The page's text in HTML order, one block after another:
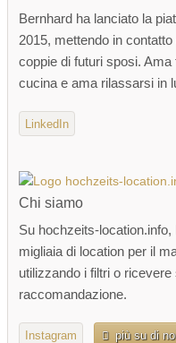
Bernhard ha lanciato la
2015, mettendo in
coppie di futuri sposi.
cucina e ama rilassarsi in
LinkedIn
Chi siamo
Su hochzeits-
migliaia di location per il
utilizzando i filtri o
raccomandazione.
Instagram più su di